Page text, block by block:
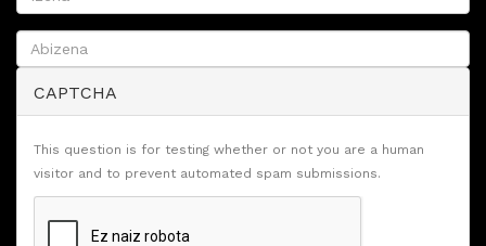
CAPTCHA
This question is for testing whether or not you are a human
visitor and to prevent automated spam submissions.